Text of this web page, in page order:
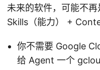
未来的软件，可能不
Skills（能力） +
你不需要 Google
给 Agent 一个